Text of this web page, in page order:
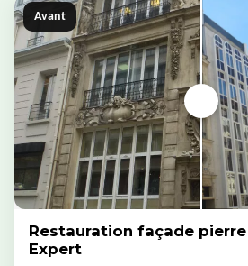
Avant
Restauration façade
Expert